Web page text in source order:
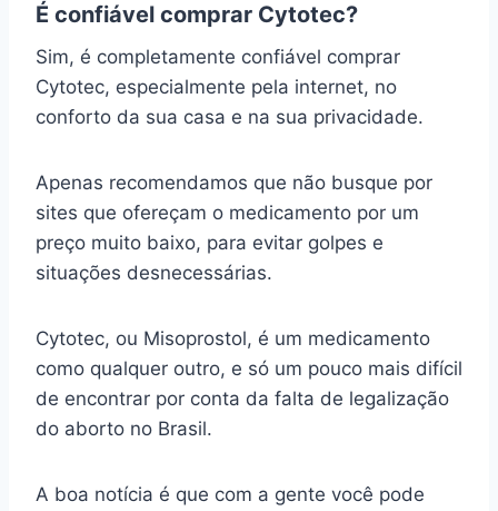
É confiável comprar Cytotec?
Sim, é completamente confiável comprar
Cytotec, especialmente pela internet, no
conforto da sua casa e na sua privacidade.
Apenas recomendamos que não busque por
sites que ofereçam o medicamento por um
preço muito baixo, para evitar golpes e
situações desnecessárias.
Cytotec, ou Misoprostol, é um medicamento
como qualquer outro, e só um pouco mais difícil
de encontrar por conta da falta de legalização
do aborto no Brasil.
A boa notícia é que com a gente você pode